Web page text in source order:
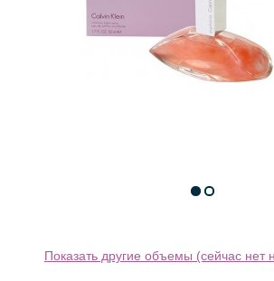
Показать другие объемы (сейчас нет